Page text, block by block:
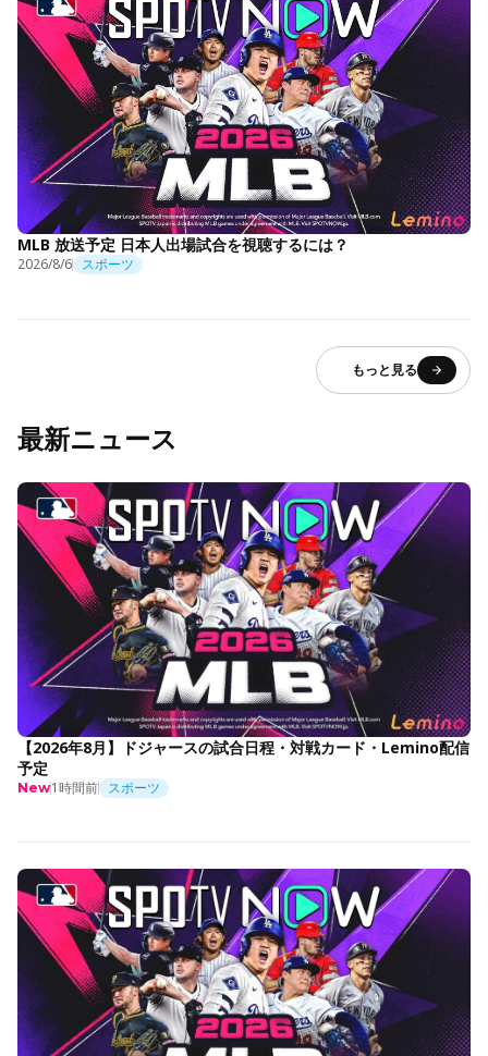
MLB 放送予定 日本人出場試合を視聴するには？
2026/8/6 スポーツ
もっと見る
最新ニュース
【2026年8月】ドジャースの試合日程・対戦カード・Lemino配信
予定
New1時間前 スポーツ